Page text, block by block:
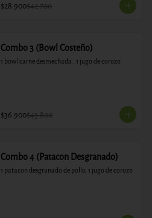
$28.900$42.700
Combo 3 (Bowl Costeño)
1 bowl carne desmechada , 1 jugo de corozo
$36.900$43.800
Combo 4 (Patacon Desgranado)
1 patacon desgranado de pollo, 1 jugo de corozo